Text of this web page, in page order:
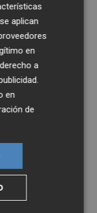
aplican
en
a
en
de